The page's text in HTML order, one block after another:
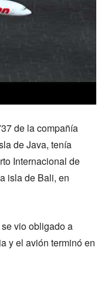
de la compañía
de Java, tenía
Internacional de
isla de Bali, en
vio obligado a
y el avión terminó en